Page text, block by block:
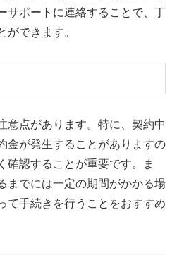
サポートに連絡することで、丁
ができます。
意点があります。特に、契約中
金が発生することがありますの
確認することが重要です。ま
までには一定の期間がかかる場
て手続きを行うことをおすすめ